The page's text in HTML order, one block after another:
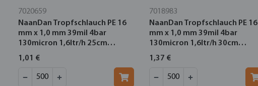
7020659
NaanDan Tropfschlauch PE 16
mm x 1,0 mm 39mil 4bar
130micron 1,6ltr/h 25cm
Schwarz 500m Typ Amnon PC
CNL
1,01 €
7018983
NaanDan Tropfschlauch PE 16
mm x 1,0 mm 39mil 4bar
130micron 1,6ltr/h 30cm
Schwarz 500m Typ Amnon PC
AS
1,37 €